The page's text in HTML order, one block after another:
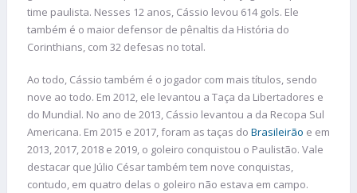
time paulista. Nesses 12 anos, Cássio levou 614 gols. Ele
também é o maior defensor de pênaltis da História do
Corinthians, com 32 defesas no total.
Ao todo, Cássio também é o jogador com mais títulos, sendo
nove ao todo. Em 2012, ele levantou a Taça da Libertadores e
do Mundial. No ano de 2013, Cássio levantou a da Recopa Sul
Americana. Em 2015 e 2017, foram as taças do Brasileirão e em
2013, 2017, 2018 e 2019, o goleiro conquistou o Paulistão. Vale
destacar que Júlio César também tem nove conquistas,
contudo, em quatro delas o goleiro não estava em campo.